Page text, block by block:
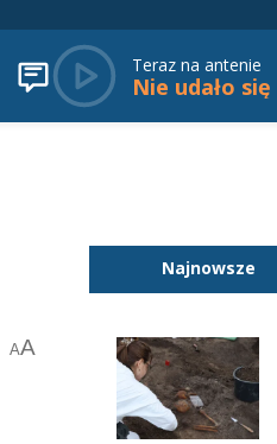
Teraz na antenie
AA
Najnowsze